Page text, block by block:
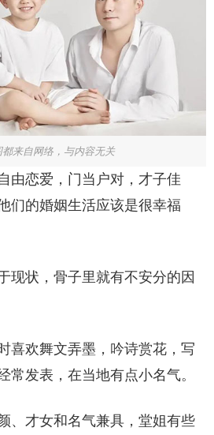
都来自网络，与内容无关
由恋爱，门当户对，才子佳
们的婚姻生活应该是很幸福
现状，骨子里就有不安分的因
喜欢舞文弄墨，吟诗赏花，写
常发表，在当地有点小名气。
、才女和名气兼具，堂姐有些